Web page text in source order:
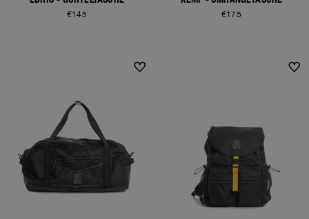
€145 €175